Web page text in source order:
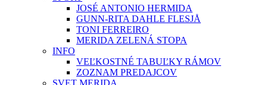
JOSÉ ANTONIO HERMIDA
GUNN-RITA DAHLE FLESJÅ
TONI FERREIRO
MERIDA ZELENÁ STOPA
INFO
VEĽKOSTNÉ TABUĽKY RÁMOV
ZOZNAM PREDAJCOV
SVET MERIDA